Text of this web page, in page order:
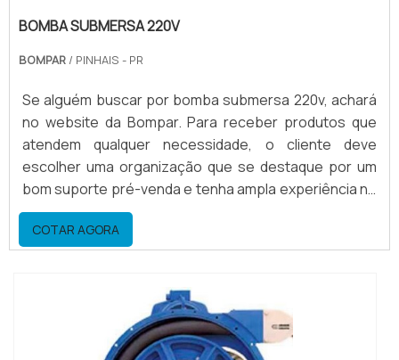
BOMBA SUBMERSA 220V
BOMPAR / PINHAIS - PR
Se alguém buscar por bomba submersa 220v, achará
no website da Bompar. Para receber produtos que
atendem qualquer necessidade, o cliente deve
escolher uma organização que se destaque por um
bom suporte pré-venda e tenha ampla experiência no
ramo.Quando o assunto é bomba submersa 220v, na
Bompar o cliente encontrará precisão e suporte
personalizado via WhatsApp.MAIS DETALHES
Bompar objetiva seus r...
COTAR AGORA